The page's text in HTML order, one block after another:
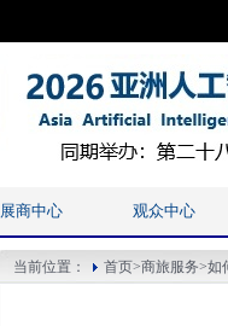
展商中心 观众中心
当前位置： 首页>商旅服务>如